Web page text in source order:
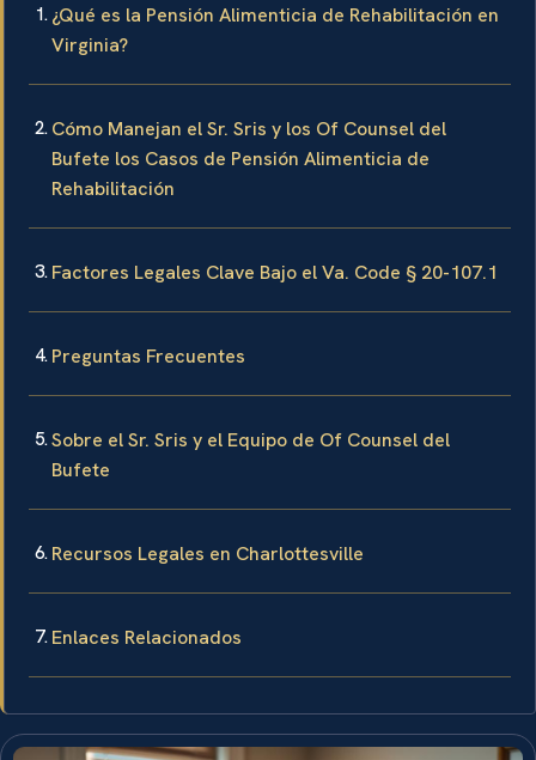
¿Qué es la Pensión Alimenticia de Rehabilitación en
Virginia?
Cómo Manejan el Sr. Sris y los Of Counsel del
Bufete los Casos de Pensión Alimenticia de
Rehabilitación
Factores Legales Clave Bajo el Va. Code § 20-107.1
Preguntas Frecuentes
Sobre el Sr. Sris y el Equipo de Of Counsel del
Bufete
Recursos Legales en Charlottesville
Enlaces Relacionados